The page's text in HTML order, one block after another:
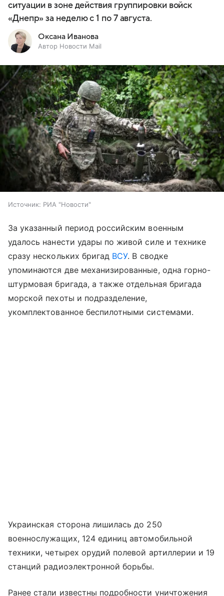
ситуации в зоне действия группировки войск
«Днепр» за неделю с 1 по 7 августа.
Оксана Иванова
Автор Новости Mail
Источник: РИА "Новости"
За указанный период российским военным
удалось нанести удары по живой силе и технике
сразу нескольких бригад ВСУ. В сводке
упоминаются две механизированные, одна горно-
штурмовая бригада, а также отдельная бригада
морской пехоты и подразделение,
укомплектованное беспилотными системами.
Украинская сторона лишилась до 250
военнослужащих, 124 единиц автомобильной
техники, четырех орудий полевой артиллерии и 19
станций радиоэлектронной борьбы.
Ранее стали известны подробности уничтожения